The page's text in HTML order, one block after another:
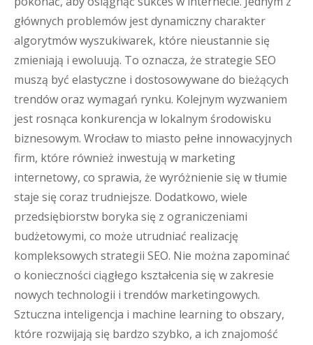
głównych problemów jest dynamiczny charakter
algorytmów wyszukiwarek, które nieustannie się
zmieniają i ewoluują. To oznacza, że strategie SEO
muszą być elastyczne i dostosowywane do bieżących
trendów oraz wymagań rynku. Kolejnym wyzwaniem
jest rosnąca konkurencja w lokalnym środowisku
biznesowym. Wrocław to miasto pełne innowacyjnych
firm, które również inwestują w marketing
internetowy, co sprawia, że wyróżnienie się w tłumie
staje się coraz trudniejsze. Dodatkowo, wiele
przedsiębiorstw boryka się z ograniczeniami
budżetowymi, co może utrudniać realizację
kompleksowych strategii SEO. Nie można zapominać
o konieczności ciągłego kształcenia się w zakresie
nowych technologii i trendów marketingowych.
Sztuczna inteligencja i machine learning to obszary,
które rozwijają się bardzo szybko, a ich znajomość